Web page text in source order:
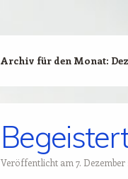
Archiv für den Monat:
Veröffentlicht am 7. Dezember